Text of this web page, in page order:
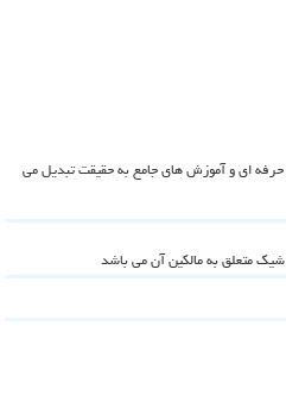
ای و آموزش های جامع به حقیقت تبدیل می